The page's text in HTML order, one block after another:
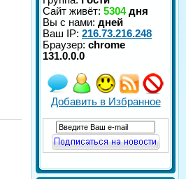
Сайт живёт: 5304дня
Вы с нами: дней
Ваш IP: 216.73.216.248
Браузер: chrome
131.0.0.0
Добавить в Избранное